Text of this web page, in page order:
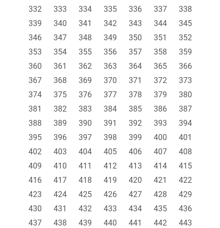
332
333 334 335 336 337
338
339
340 341 342 343 344
345
346
347 348 349 350 351
352
353
354 355 356 357 358
359
360
361 362 363 364 365
366
367
368 369 370 371 372
373
374
375 376 377 378 379
380
381
382 383 384 385 386
387
388
389 390 391 392 393
394
395
396 397 398 399 400
401
402
403 404 405 406 407
408
409
410 411 412 413 414
415
416
417 418 419 420 421
422
423
424 425 426 427 428
429
430
431 432 433 434 435
436
437
438 439 440 441 442
443